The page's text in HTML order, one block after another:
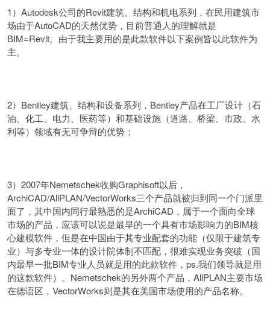
1）Autodesk公司的Revit建筑、结构和机电系列，在民用建筑市
场由于AutoCAD的天然优势，目前普通人的理解就是
BIM=Revit。由于我主要用的是此款软件以下案例皆以此软件为
主。
2）Bentley建筑、结构和设备系列，Bentley产品在工厂设计（石
油、化工、电力、医药等）和基础设施（道路、桥梁、市政、水
利等）领域有无可争辩的优势；
3）2007年Nemetschek收购Graphisoft以后，
ArchiCAD/AllPLAN/VectorWorks三个产品就被归到同一个门派里
面了，其中国内同行最熟悉的是ArchiCAD，属于一个面向全球
市场的产品，应该可以说是最早的一个具有市场影响力的BIM核
心建模软件，但是在中国由于其专业配套的功能（仅限于建筑专
业）与多专业一体的设计院体制不匹配，很难实现业务突破（国
内最早一批BIM专业人员就是用的此款软件，ps.我们领导就是用
的这款软件）。Nemetschek的另外两个产品，AllPLAN主要市场
在德语区，VectorWorks则是其在美国市场使用的产品名称。